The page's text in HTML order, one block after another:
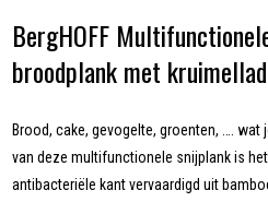
BergHOFF
broodplank met
Brood, cake, gevogelte, groenten, ….
van deze multifunctionele snijplank is
antibacteriële kant vervaardigd uit